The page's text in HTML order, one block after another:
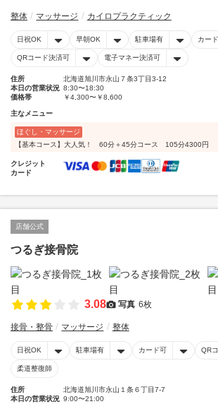
整体 マッサージ カイロプラクティック
日祝OK 早朝OK 駐車場有 カー
QRコード決済可 電子マネー決済可
住所
北海道旭川市永山７条3丁目3-12
本日の営業状況 8:30〜18:30
価格帯
￥4,300〜￥8,600
主なメニュー
ほぐし・マッサージ
【基本コース】大人気！ 60分＋45分コース 105分4300円
クレジット
カード
店舗公式
つるぎ接骨院
3.08 写真 6枚
接骨・整骨 マッサージ 整体
日祝OK 駐車場有 カード可 QR
柔道整復師
住所
北海道旭川市永山１条６丁目7-7
本日の営業状況 9:00〜21:00